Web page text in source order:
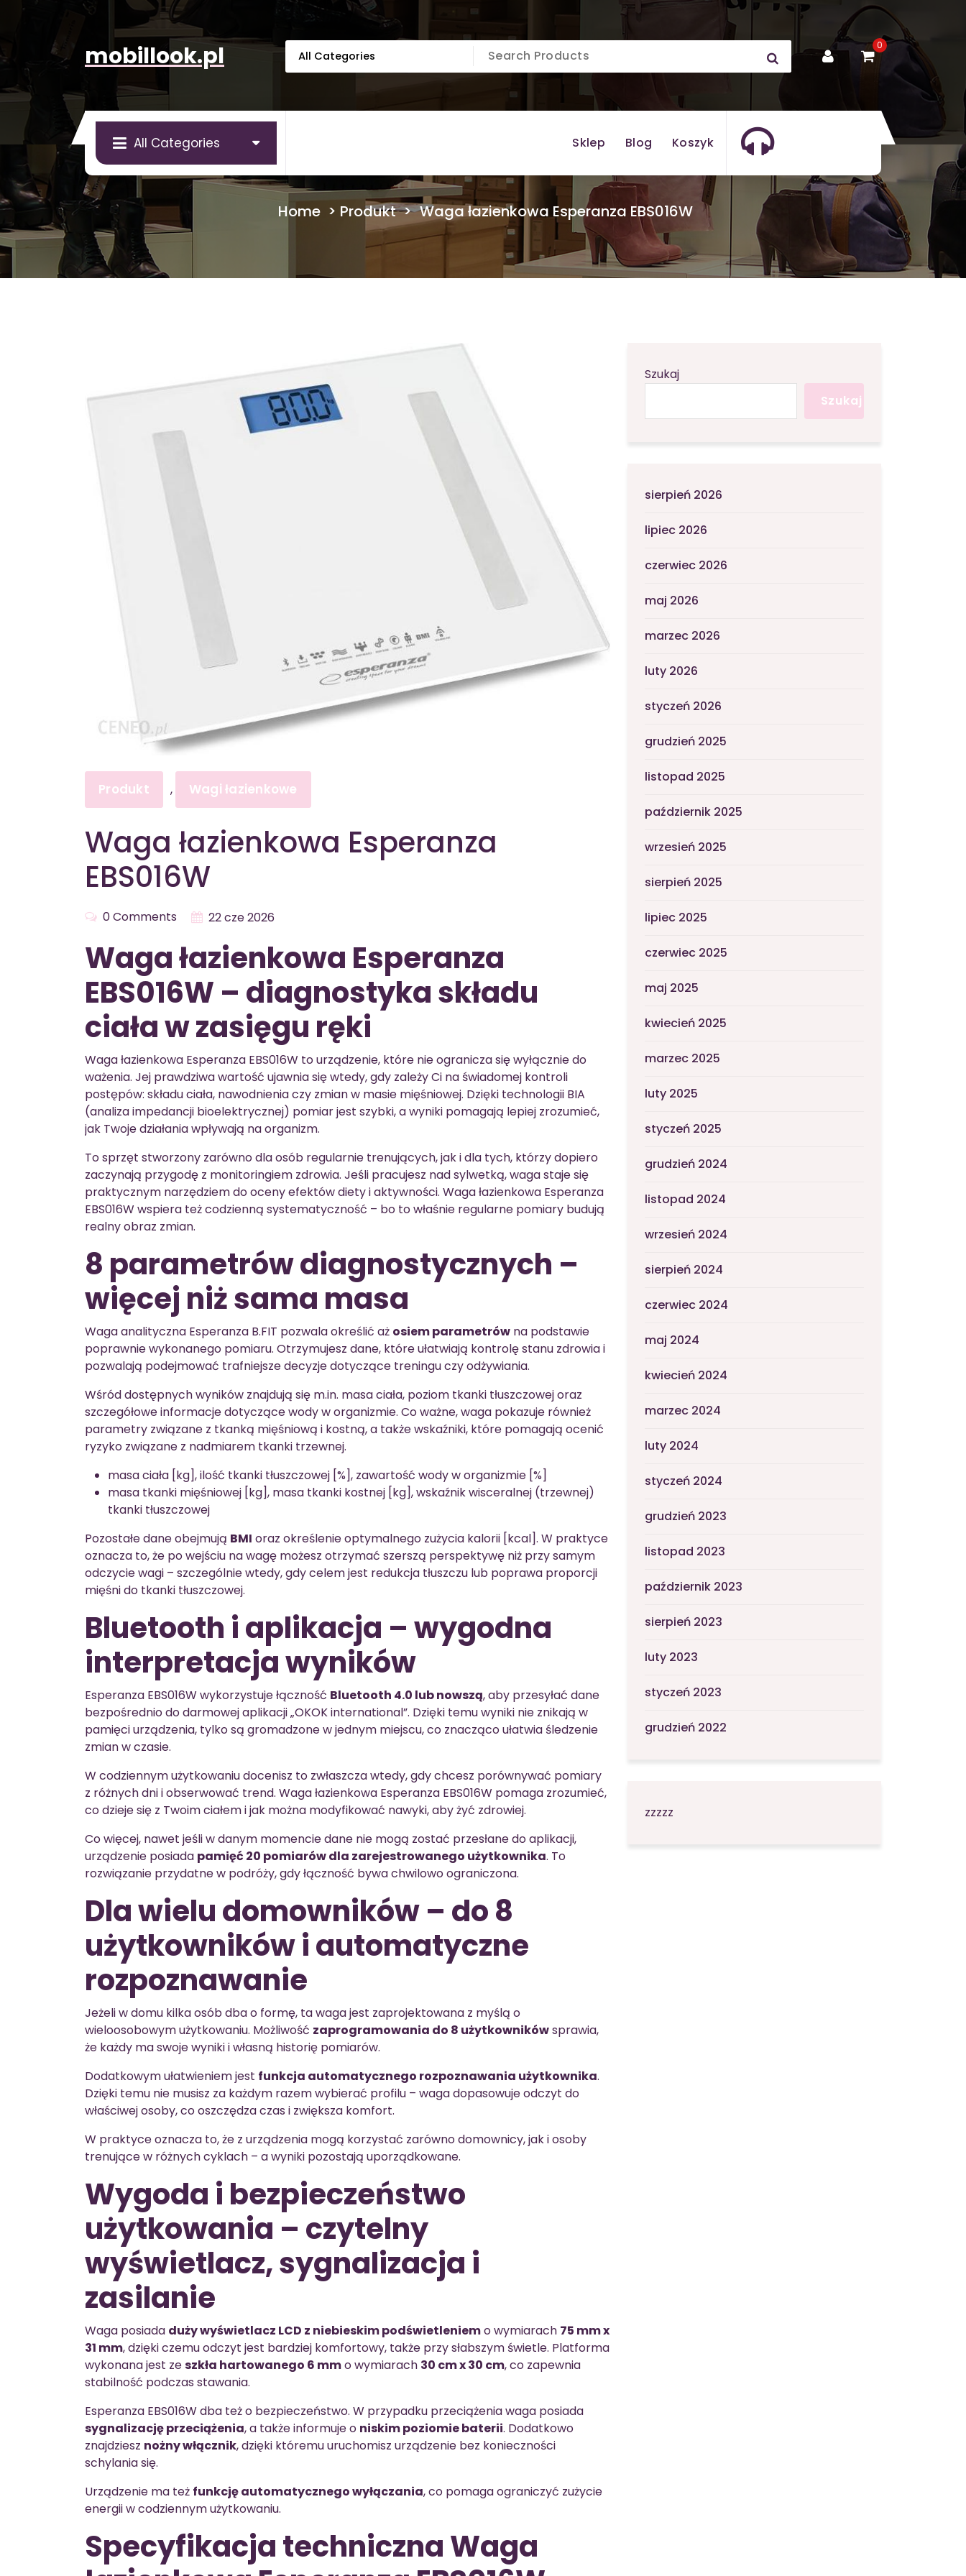
mobillook.pl 0
All Categories Sklep Blog Koszyk
Home> Produkt> Waga łazienkowa Esperanza EBS016W
Produkt , Wagi łazienkowe
Waga łazienkowa Esperanza
EBS016W
0 Comments 22 cze 2026
Waga łazienkowa Esperanza
EBS016W – diagnostyka składu
ciała w zasięgu ręki
Waga łazienkowa Esperanza EBS016W to urządzenie, które nie ogranicza się wyłącznie do
ważenia. Jej prawdziwa wartość ujawnia się wtedy, gdy zależy Ci na świadomej kontroli
postępów: składu ciała, nawodnienia czy zmian w masie mięśniowej. Dzięki technologii BIA
(analiza impedancji bioelektrycznej) pomiar jest szybki, a wyniki pomagają lepiej zrozumieć,
jak Twoje działania wpływają na organizm.
To sprzęt stworzony zarówno dla osób regularnie trenujących, jak i dla tych, którzy dopiero
zaczynają przygodę z monitoringiem zdrowia. Jeśli pracujesz nad sylwetką, waga staje się
praktycznym narzędziem do oceny efektów diety i aktywności. Waga łazienkowa Esperanza
EBS016W wspiera też codzienną systematyczność – bo to właśnie regularne pomiary budują
realny obraz zmian.
8 parametrów diagnostycznych –
więcej niż sama masa
Waga analityczna Esperanza B.FIT pozwala określić aż osiem parametrów na podstawie
poprawnie wykonanego pomiaru. Otrzymujesz dane, które ułatwiają kontrolę stanu zdrowia i
pozwalają podejmować trafniejsze decyzje dotyczące treningu czy odżywiania.
Wśród dostępnych wyników znajdują się m.in. masa ciała, poziom tkanki tłuszczowej oraz
szczegółowe informacje dotyczące wody w organizmie. Co ważne, waga pokazuje również
parametry związane z tkanką mięśniową i kostną, a także wskaźniki, które pomagają ocenić
ryzyko związane z nadmiarem tkanki trzewnej.
masa ciała [kg], ilość tkanki tłuszczowej [%], zawartość wody w organizmie [%]
masa tkanki mięśniowej [kg], masa tkanki kostnej [kg], wskaźnik wisceralnej (trzewnej)
tkanki tłuszczowej
Pozostałe dane obejmują BMI oraz określenie optymalnego zużycia kalorii [kcal]. W praktyce
oznacza to, że po wejściu na wagę możesz otrzymać szerszą perspektywę niż przy samym
odczycie wagi – szczególnie wtedy, gdy celem jest redukcja tłuszczu lub poprawa proporcji
mięśni do tkanki tłuszczowej.
Bluetooth i aplikacja – wygodna
interpretacja wyników
Esperanza EBS016W wykorzystuje łączność Bluetooth 4.0 lub nowszą, aby przesyłać dane
bezpośrednio do darmowej aplikacji „OKOK international”. Dzięki temu wyniki nie znikają w
pamięci urządzenia, tylko są gromadzone w jednym miejscu, co znacząco ułatwia śledzenie
zmian w czasie.
W codziennym użytkowaniu docenisz to zwłaszcza wtedy, gdy chcesz porównywać pomiary
z różnych dni i obserwować trend. Waga łazienkowa Esperanza EBS016W pomaga zrozumieć,
co dzieje się z Twoim ciałem i jak można modyfikować nawyki, aby żyć zdrowiej.
Co więcej, nawet jeśli w danym momencie dane nie mogą zostać przesłane do aplikacji,
urządzenie posiada pamięć 20 pomiarów dla zarejestrowanego użytkownika. To
rozwiązanie przydatne w podróży, gdy łączność bywa chwilowo ograniczona.
Dla wielu domowników – do 8
użytkowników i automatyczne
rozpoznawanie
Jeżeli w domu kilka osób dba o formę, ta waga jest zaprojektowana z myślą o
wieloosobowym użytkowaniu. Możliwość zaprogramowania do 8 użytkownikówsprawia,
że każdy ma swoje wyniki i własną historię pomiarów.
Dodatkowym ułatwieniem jest funkcja automatycznego rozpoznawania użytkownika.
Dzięki temu nie musisz za każdym razem wybierać profilu – waga dopasowuje odczyt do
właściwej osoby, co oszczędza czas i zwiększa komfort.
W praktyce oznacza to, że z urządzenia mogą korzystać zarówno domownicy, jak i osoby
trenujące w różnych cyklach – a wyniki pozostają uporządkowane.
Wygoda i bezpieczeństwo
użytkowania – czytelny
wyświetlacz, sygnalizacja i
zasilanie
Waga posiada duży wyświetlacz LCD z niebieskim podświetleniemo wymiarach 75 mm x
31 mm, dzięki czemu odczyt jest bardziej komfortowy, także przy słabszym świetle. Platforma
wykonana jest zeszkła hartowanego 6 mmo wymiarach 30 cm x 30 cm, co zapewnia
stabilność podczas stawania.
Esperanza EBS016W dba też o bezpieczeństwo. W przypadku przeciążenia waga posiada
sygnalizację przeciążenia, a także informuje o niskim poziomie baterii. Dodatkowo
znajdziesz nożny włącznik, dzięki któremu uruchomisz urządzenie bez konieczności
schylania się.
Urządzenie ma też funkcję automatycznego wyłączania, co pomaga ograniczyć zużycie
energii w codziennym użytkowaniu.
Specyfikacja techniczna Waga
Szukaj
Szukaj
sierpień 2026
lipiec 2026
czerwiec 2026
maj 2026
marzec 2026
luty 2026
styczeń 2026
grudzień 2025
listopad 2025
październik 2025
wrzesień 2025
sierpień 2025
lipiec 2025
czerwiec 2025
maj 2025
kwiecień 2025
marzec 2025
luty 2025
styczeń 2025
grudzień 2024
listopad 2024
wrzesień 2024
sierpień 2024
czerwiec 2024
maj 2024
kwiecień 2024
marzec 2024
luty 2024
styczeń 2024
grudzień 2023
listopad 2023
październik 2023
sierpień 2023
luty 2023
styczeń 2023
grudzień 2022
zzzzz